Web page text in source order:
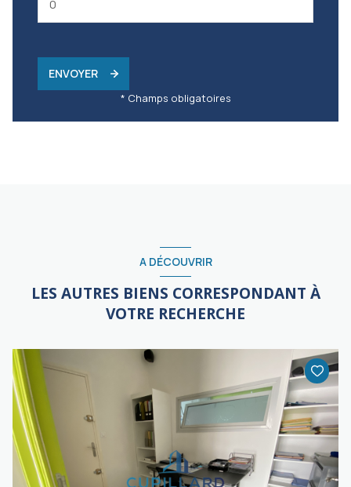
ENVOYER
* Champs obligatoires
A DÉCOUVRIR
LES AUTRES BIENS CORRESPONDANT À
VOTRE RECHERCHE